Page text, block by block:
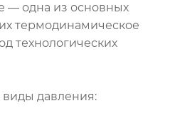
— одна из основных
термодинамическое
технологических
давления: